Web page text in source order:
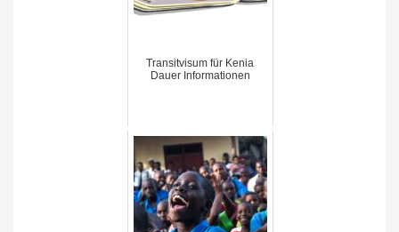
Transitvisum für Kenia
Dauer Informationen